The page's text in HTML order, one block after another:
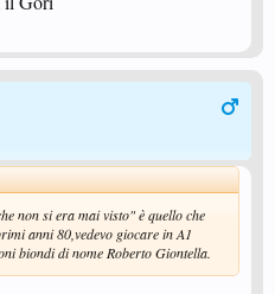
non si era mai visto" è quello che
anni 80,vedevo giocare in A1
biondi di nome Roberto Giontella.